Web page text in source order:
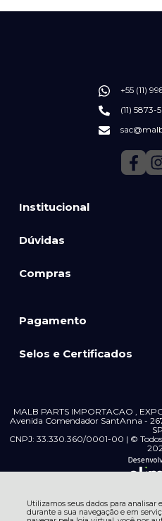
Utilizamos seus dados para analisar
durante a sua navegação e em
Institucional
Dúvidas
Compras
+55 (11)
(11)
Pagamento
Selos e Certificados
MALB PARTS IMPORTACAO ,
Avenida Comendador SantAnna -
SP
CNPJ: 33.330.360/0001-00 | ©